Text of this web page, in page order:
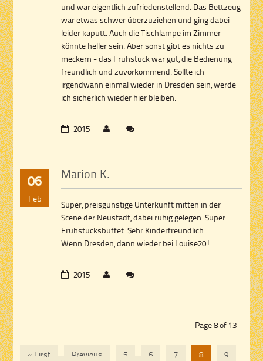
und war eigentlich zufriedenstellend. Das Bettzeug
war etwas schwer überzuziehen und ging dabei
leider kaputt. Auch die Tischlampe im Zimmer
könnte heller sein. Aber sonst gibt es nichts zu
meckern - das Frühstück war gut, die Bedienung
freundlich und zuvorkommend. Sollte ich
irgendwann einmal wieder in Dresden sein, werde
ich sicherlich wieder hier bleiben.
2015
06
Feb
Marion K.
Super, preisgünstige Unterkunft mitten in der
Scene der Neustadt, dabei ruhig gelegen. Super
Frühstücksbuffet. Sehr Kinderfreundlich.
Wenn Dresden, dann wieder bei Louise20!
2015
Page 8 of 13
« First Previous 5 6 7 8
9